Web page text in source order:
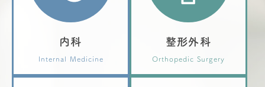
内科
Internal Medicine
整形外科
Orthopedic Surgery